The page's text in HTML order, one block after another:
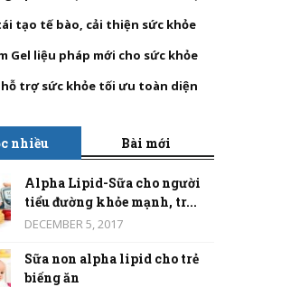
tạo tế bào, cải thiện sức khỏe
Gel liệu pháp mới cho sức khỏe
hỗ trợ sức khỏe tối ưu toàn diện
nhiều Bài mới
Alpha Lipid-Sữa cho người
tiểu đường khỏe mạnh, tr...
DECEMBER 5, 2017
Sữa non alpha lipid cho trẻ
biếng ăn